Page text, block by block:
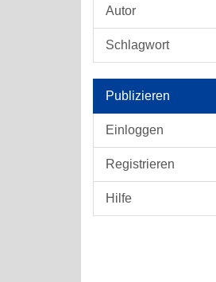
Autor
Schlagwort
Publizieren
Einloggen
Registrieren
Hilfe